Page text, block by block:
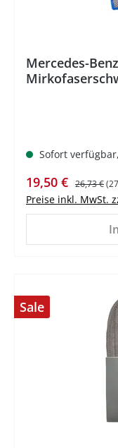
Mercedes-
Sofort
Verkaufspreis:
19,50 € Regulärer
26,73 €
Preise inkl. MwSt.
Sale